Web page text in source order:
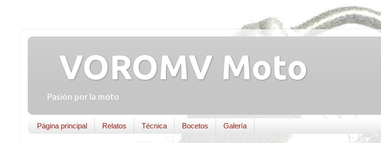
VOROMV Moto
Pasión por la moto
Página principal Relatos Técnica Bocetos Galería